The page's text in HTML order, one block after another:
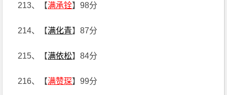
213、【满承铨】98分
214、【满化青】87分
215、【满依松】84分
216、【满赞琛】99分